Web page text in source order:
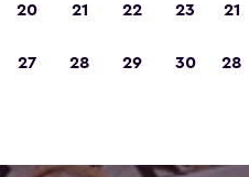
20 21 22 23
27 28 29 30
21
28